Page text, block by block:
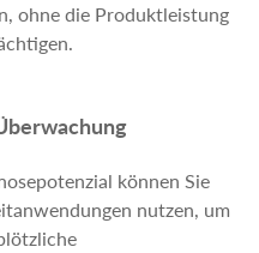
ohne die Produktleistung
können Sie
nutzen, um